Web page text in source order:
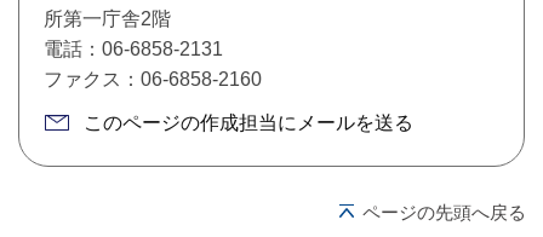
所第一庁舎2階
電話：06-6858-2131
ファクス：06-6858-2160
このページの作成担当にメールを送る
ページの先頭へ戻る